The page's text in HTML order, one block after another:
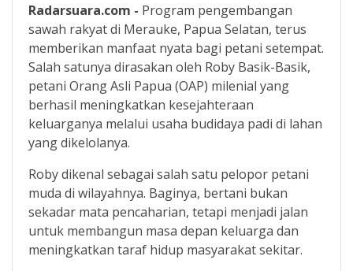
Radarsuara.com - Program pengembangan
sawah rakyat di Merauke, Papua Selatan, terus
memberikan manfaat nyata bagi petani setempat.
Salah satunya dirasakan oleh Roby Basik-Basik,
petani Orang Asli Papua (OAP) milenial yang
berhasil meningkatkan kesejahteraan
keluarganya melalui usaha budidaya padi di lahan
yang dikelolanya.
Roby dikenal sebagai salah satu pelopor petani
muda di wilayahnya. Baginya, bertani bukan
sekadar mata pencaharian, tetapi menjadi jalan
untuk membangun masa depan keluarga dan
meningkatkan taraf hidup masyarakat sekitar.